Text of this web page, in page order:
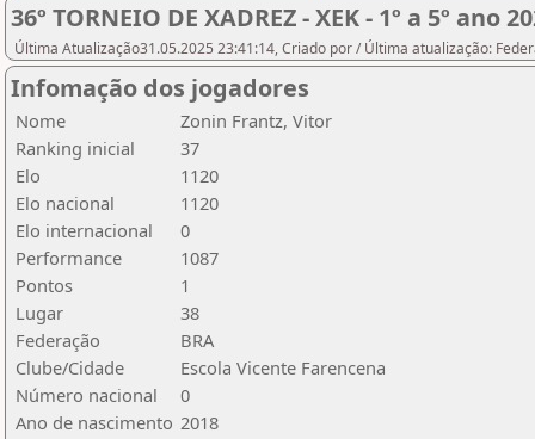
36º TORNEIO DE XADREZ - XEK - 1º a 5º ano
Última Atualização31.05.2025 23:41:14, Criado por / Última atualização:
Infomação dos jogadores
Nome
Zonin Frantz, Vitor
Ranking inicial
37
Elo
1120
Elo nacional
1120
Elo internacional
0
Performance
1087
Pontos
1
Lugar
38
Federação
BRA
Clube/Cidade
Escola Vicente Farencena
Número nacional
0
Ano de nascimento 2018